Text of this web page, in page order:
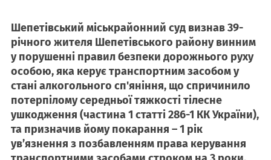
Шепетівський міськрайонний суд визнав 39-
річного жителя Шепетівського району винним
у порушенні правил безпеки дорожнього руху
особою, яка керує транспортним засобом у
стані алкогольного сп'яніння, що спричинило
потерпілому середньої тяжкості тілесне
ушкодження (частина 1 статті 286-1 КК України),
та призначив йому покарання – 1 рік
ув’язнення з позбавленням права керування